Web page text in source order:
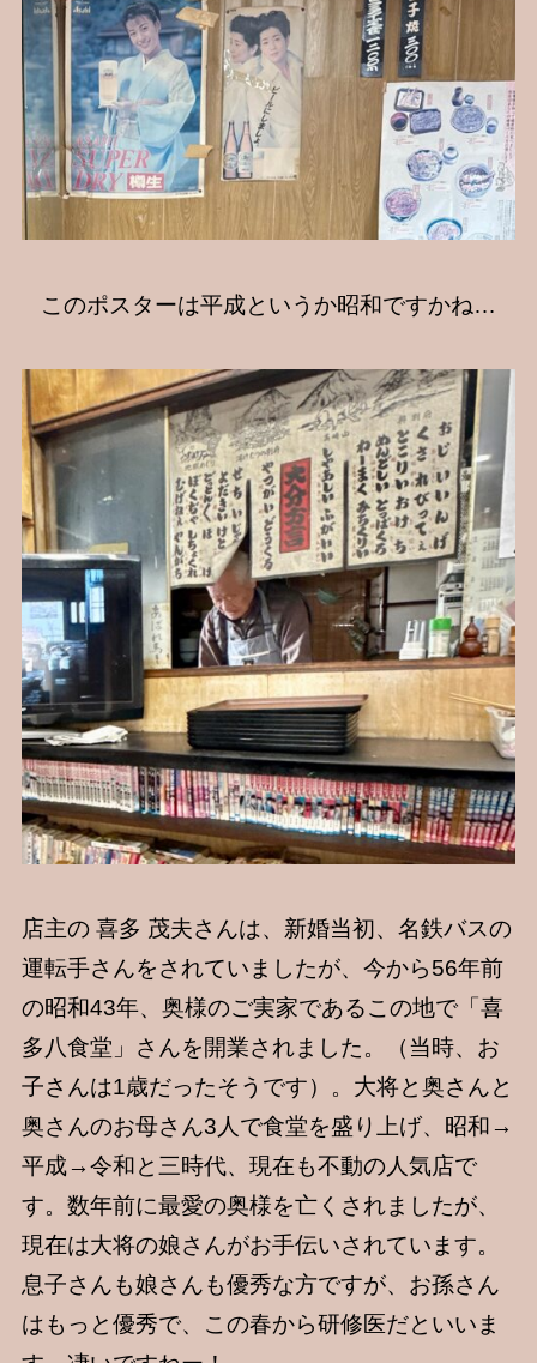
このポスターは平成というか昭和ですかね…
店主の 喜多 茂夫さんは、新婚当初、名鉄バスの
運転手さんをされていましたが、今から56年前
の昭和43年、奥様のご実家であるこの地で「喜
多八食堂」さんを開業されました。（当時、お
子さんは1歳だったそうです）。大将と奥さんと
奥さんのお母さん3人で食堂を盛り上げ、昭和→
平成→令和と三時代、現在も不動の人気店で
す。数年前に最愛の奥様を亡くされましたが、
現在は大将の娘さんがお手伝いされています。
息子さんも娘さんも優秀な方ですが、お孫さん
はもっと優秀で、この春から研修医だといいま